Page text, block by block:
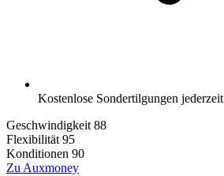
Kostenlose Sondertilgungen jederzeit
Geschwindigkeit 88
Flexibilität 95
Konditionen 90
Zu Auxmoney